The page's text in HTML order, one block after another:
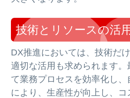
技術とリソースの活
DX推進においては、技術だ
適切な活用も求められます。
て業務プロセスを効率化し、
により、生産性が向上し、コ